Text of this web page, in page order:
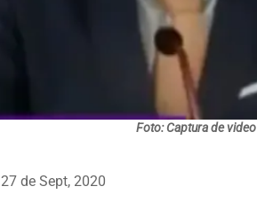
Foto: Captura de video
27 de Sept, 2020